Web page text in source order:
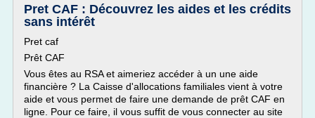
Pret CAF : Découvrez les aides et les crédits
sans intérêt
Pret caf
Prêt CAF
Vous êtes au RSA et aimeriez accéder à un une aide
financière ? La Caisse d'allocations familiales vient à votre
aide et vous permet de faire une demande de prêt CAF en
ligne. Pour ce faire, il vous suffit de vous connecter au site